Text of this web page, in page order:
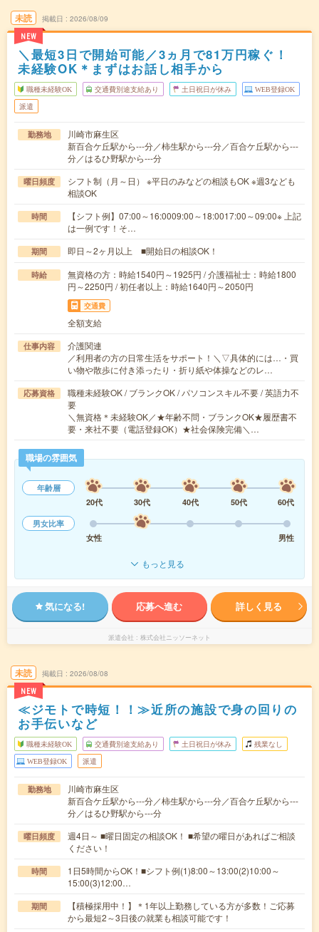
未読
NEW
掲載日 2026/08/09
＼最短3日で開始可能／3ヵ月で81万円稼ぐ！
未経験OK＊まずはお話し相手から
職種未経験OK 交通費別途支給あり 土日祝日が休み WEB登録OK
派遣
勤務地
川崎市麻生区
新百合ケ丘駅から---分／柿生駅から---分／百合ケ丘駅から---
分／はるひ野駅から---分
曜日頻度
シフト制（月～日） ※平日のみなどの相談もOK ※週3なども
相談OK
時間
【シフト例】07:00～16:0009:00～18:0017:00～09:00※ 上記
は一例です！そ…
期間 即日～2ヶ月以上 ■開始日の相談OK！
時給
無資格の方：時給1540円～1925円 / 介護福祉士：時給1800
円～2250円 / 初任者以上：時給1640円～2050円
交通費
全額支給
仕事内容
介護関連
／利用者の方の日常生活をサポート！＼▽具体的には…・買
い物や散歩に付き添ったり・折り紙や体操などのレ…
応募資格
職種未経験OK / ブランクOK / パソコンスキル不要 / 英語力不
要
＼無資格＊未経験OK／★年齢不問・ブランクOK★履歴書不
要・来社不要（電話登録OK）★社会保険完備＼…
職場の雰囲気
年齢層
20代
30代 40代 50代
60代
男女比率
女性
男性
もっと見る
気になる! 応募へ進む 詳しく見る
派遣会社 株式会社ニッソーネット
未読
NEW
掲載日 2026/08/08
≪ジモトで時短！！≫近所の施設で身の回りの
お手伝いなど
職種未経験OK 交通費別途支給あり 土日祝日が休み 残業なし
WEB登録OK 派遣
勤務地
川崎市麻生区
新百合ケ丘駅から---分／柿生駅から---分／百合ケ丘駅から---
分／はるひ野駅から---分
曜日頻度
週4日～ ■曜日固定の相談OK！ ■希望の曜日があればご相談
ください！
時間
1日5時間からOK！■シフト例(1)8:00～13:00(2)10:00～
15:00(3)12:00…
期間
【積極採用中！】＊1年以上勤務している方が多数！ご応募
から最短2～3日後の就業も相談可能です！